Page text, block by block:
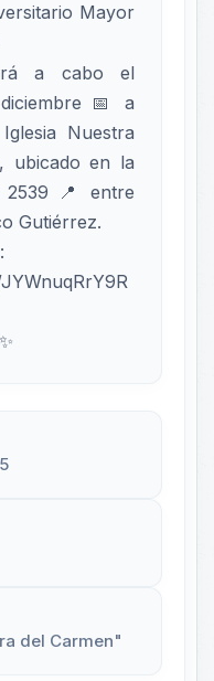
Mayor
a cabo el
📅 a
Nuestra
ubicado en la
2539 📍 entre
Gutiérrez.
del Carmen"